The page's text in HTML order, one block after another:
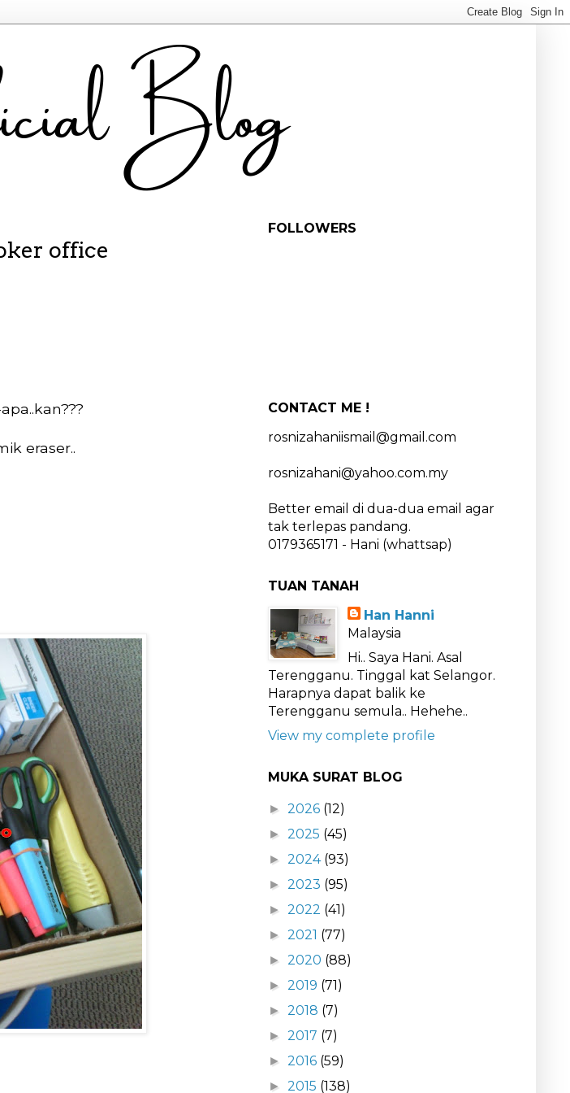
office
eraser..
FOLLOWERS
CONTACT ME !
rosnizahaniismail@gmail.com
rosnizahani@yahoo.com.my
Better email di dua-dua email agar
tak terlepas pandang.
0179365171 - Hani (whattsap)
TUAN TANAH
Han Hanni
Malaysia
Hi.. Saya Hani. Asal
Terengganu. Tinggal kat Selangor.
Harapnya dapat balik ke
Terengganu semula.. Hehehe..
View my complete profile
MUKA SURAT BLOG
► 2026 (12)
► 2025 (45)
► 2024 (93)
► 2023 (95)
► 2022 (41)
► 2021 (77)
► 2020 (88)
► 2019 (71)
► 2018 (7)
► 2017 (7)
► 2016 (59)
► 2015 (138)